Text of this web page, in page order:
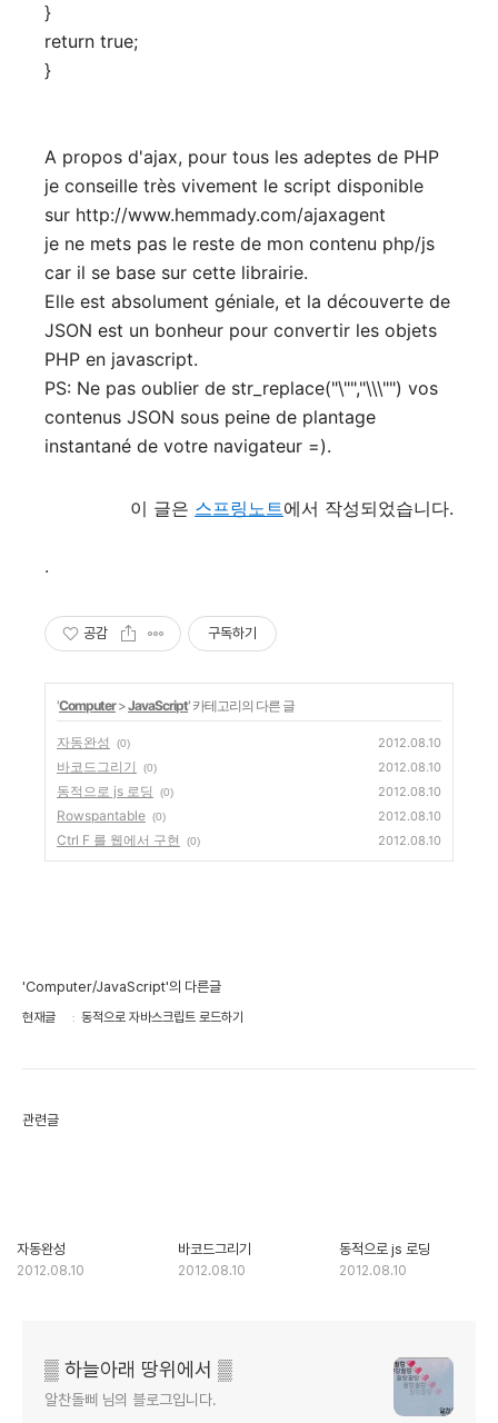
}
return true;
}
A propos d'ajax, pour tous les adeptes de PHP
je conseille très vivement le script disponible
sur http://www.hemmady.com/ajaxagent
je ne mets pas le reste de mon contenu php/js
car il se base sur cette librairie.
Elle est absolument géniale, et la découverte de
JSON est un bonheur pour convertir les objets
PHP en javascript.
PS: Ne pas oublier de str_replace("\"","\\\"") vos
contenus JSON sous peine de plantage
instantané de votre navigateur =).
이 글은 스프링노트에서 작성되었습니다.
.
공감 구독하기
'Computer>JavaScript' 카테고리의 다른 글
자동완성 (0) 2012.08.10
바코드그리기 (0) 2012.08.10
동적으로 js 로딩 (0) 2012.08.10
Rowspantable (0) 2012.08.10
Ctrl F 를 웹에서 구현 (0) 2012.08.10
'Computer/JavaScript'의 다른글
현재글 동적으로 자바스크립트 로드하기
관련글
자동완성
2012.08.10
바코드그리기
2012.08.10
동적으로 js 로딩
2012.08.10
▒ 하늘아래 땅위에서 ▒
알찬돌삐 님의 블로그입니다.